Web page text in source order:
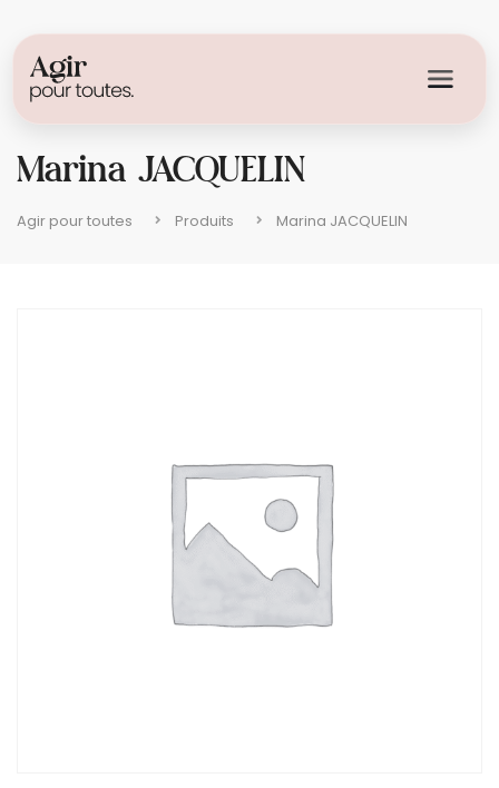
Marina JACQUELIN
Agir pour toutes Produits Marina JACQUELIN